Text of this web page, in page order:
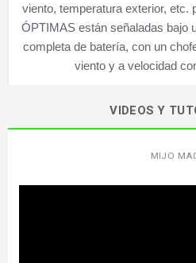
viento, temperatura exterior, etc.
ÓPTIMAS están señaladas bajo
completa de batería, con un
viento y a velocidad
VIDEOS Y
MIJO